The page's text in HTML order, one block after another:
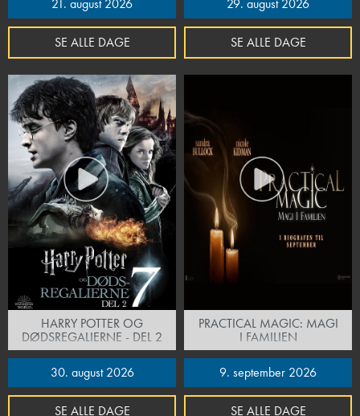
21. august 2026
SE ALLE DAGE
29. august 2026
SE ALLE DAGE
HARRY POTTER OG
DØDSREGALIERNE - DEL 2
30. august 2026
SE ALLE DAGE
PRACTICAL MAGIC: MAGI
I FAMILIEN
9. september 2026
SE ALLE DAGE